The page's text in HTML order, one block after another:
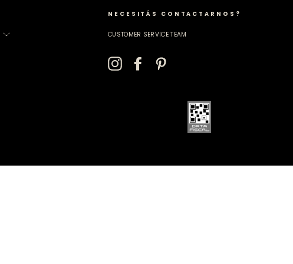
NECESITÁS CONTACTARNOS?
CUSTOMER SERVICE TEAM
UP! InstagramFacebook